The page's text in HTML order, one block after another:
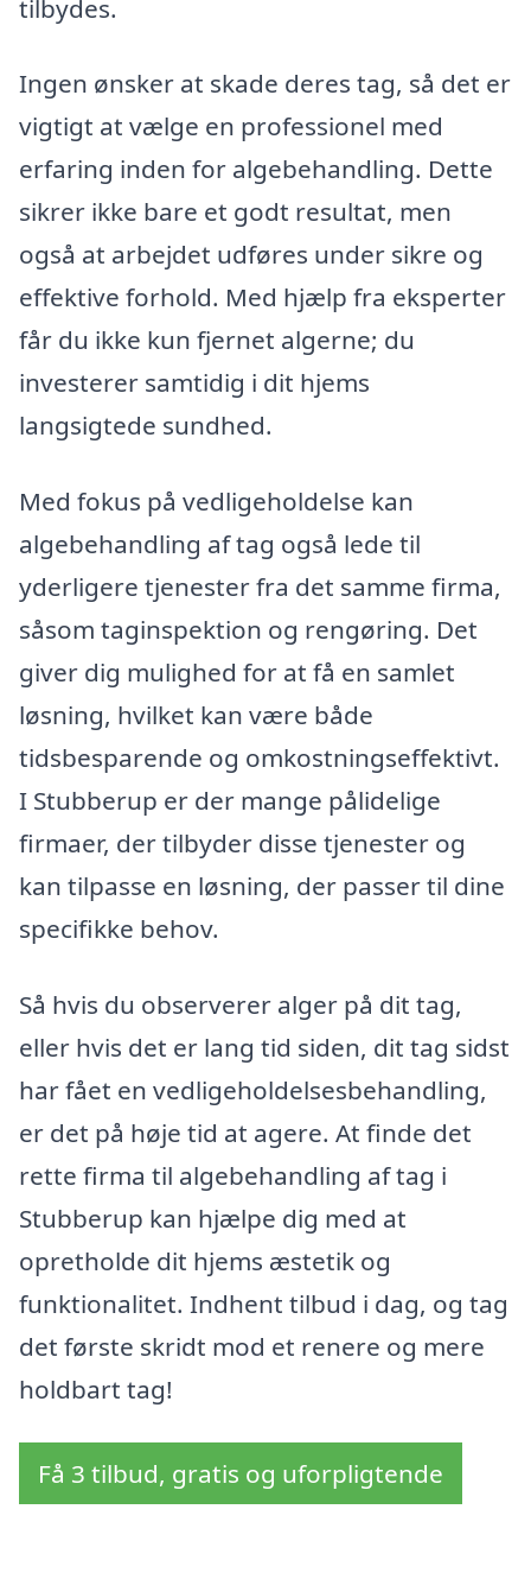
tilbydes.
Ingen ønsker at skade deres tag, så det er
vigtigt at vælge en professionel med
erfaring inden for algebehandling. Dette
sikrer ikke bare et godt resultat, men
også at arbejdet udføres under sikre og
effektive forhold. Med hjælp fra eksperter
får du ikke kun fjernet algerne; du
investerer samtidig i dit hjems
langsigtede sundhed.
Med fokus på vedligeholdelse kan
algebehandling af tag også lede til
yderligere tjenester fra det samme firma,
såsom taginspektion og rengøring. Det
giver dig mulighed for at få en samlet
løsning, hvilket kan være både
tidsbesparende og omkostningseffektivt.
I Stubberup er der mange pålidelige
firmaer, der tilbyder disse tjenester og
kan tilpasse en løsning, der passer til dine
specifikke behov.
Så hvis du observerer alger på dit tag,
eller hvis det er lang tid siden, dit tag sidst
har fået en vedligeholdelsesbehandling,
er det på høje tid at agere. At finde det
rette firma til algebehandling af tag i
Stubberup kan hjælpe dig med at
opretholde dit hjems æstetik og
funktionalitet. Indhent tilbud i dag, og tag
det første skridt mod et renere og mere
holdbart tag!
Få 3 tilbud, gratis og uforpligtende